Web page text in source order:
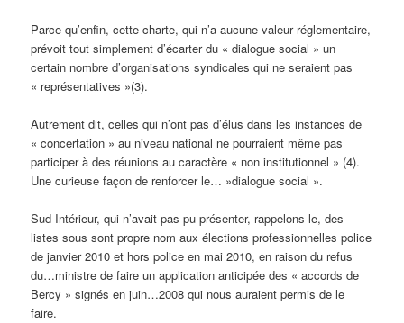
Parce qu’enfin, cette charte, qui n’a aucune valeur réglementaire,
prévoit tout simplement d’écarter du « dialogue social » un
certain nombre d’organisations syndicales qui ne seraient pas
« représentatives »(3).
Autrement dit, celles qui n’ont pas d’élus dans les instances de
« concertation » au niveau national ne pourraient même pas
participer à des réunions au caractère « non institutionnel » (4).
Une curieuse façon de renforcer le… »dialogue social ».
Sud Intérieur, qui n’avait pas pu présenter, rappelons le, des
listes sous sont propre nom aux élections professionnelles police
de janvier 2010 et hors police en mai 2010, en raison du refus
du…ministre de faire un application anticipée des « accords de
Bercy » signés en juin…2008 qui nous auraient permis de le
faire.